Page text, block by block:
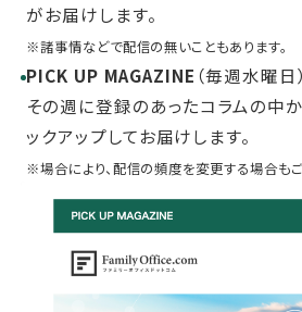
がお届けします。
※諸事情などで配信の無いこともあります。
PICK UP MAGAZINE （毎週水曜日）
その週に登録のあったコラムの中
ックアップしてお届けします。
※場合により、配信の頻度を変更する場合もご